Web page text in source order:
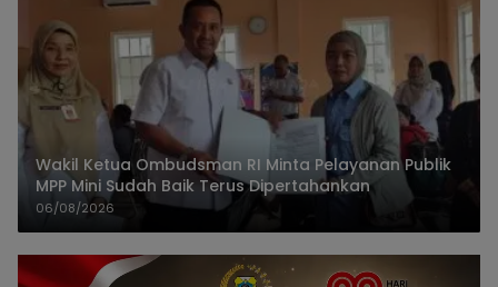
Wakil Ketua Ombudsman RI Minta Pelayanan Publik
MPP Mini Sudah Baik Terus Dipertahankan
06/08/2026